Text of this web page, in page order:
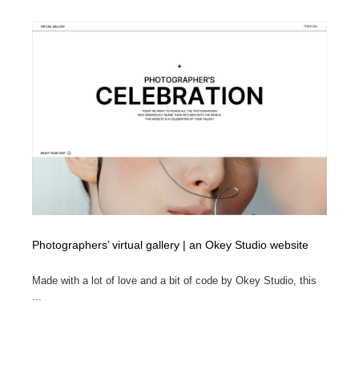
Photographers’ virtual gallery | an Okey Studio website
Made with a lot of love and a bit of code by Okey Studio, this
...